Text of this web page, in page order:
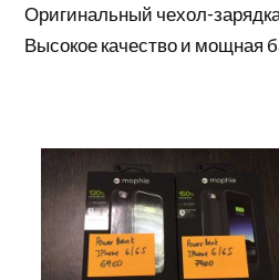
Оригинальный чехол-
Высокое качество и мощная